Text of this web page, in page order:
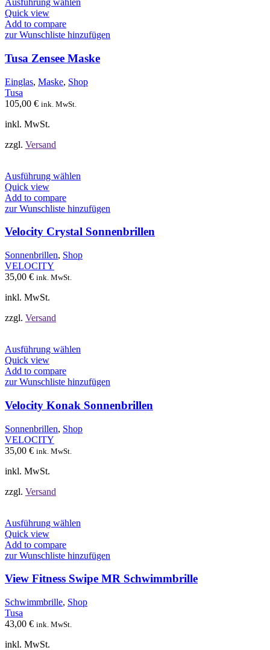
Ausführung wählen
mehrere
auf.
Die
können
Quick view
Add to compare
zur Wunschliste hinzufügen
Tusa Zensee Maske
Einglas, Maske, Shop
Tusa
105,00 € ink. MwSt.
inkl. MwSt.
zzgl. Versand
Ausführung wählen
mehrere
auf.
Optionen
können
Quick view
Add to compare
zur Wunschliste hinzufügen
Velocity Crystal Sonnenbrillen
Sonnenbrillen, Shop
VELOCITY
35,00 € ink. MwSt.
inkl. MwSt.
zzgl. Versand
Ausführung wählen
mehrere
auf.
Die
können
Quick view
Add to compare
zur Wunschliste hinzufügen
Velocity Konak Sonnenbrillen
Sonnenbrillen, Shop
VELOCITY
35,00 € ink. MwSt.
inkl. MwSt.
zzgl. Versand
Ausführung wählen
mehrere
auf.
Die
Optionen
können
Quick view
Add to compare
zur Wunschliste hinzufügen
View Fitness Swipe MR Schwimmbrille
Schwimmbrille, Shop
Tusa
43,00 € ink. MwSt.
inkl. MwSt.